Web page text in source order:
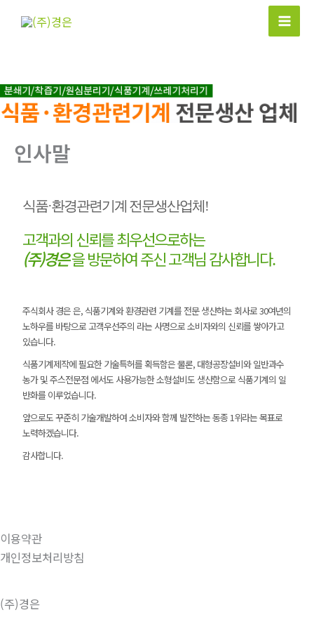
건
너
뛰
Main
인사말
식품·환경관련기계 전문생산업체!
고객과의 신뢰를 최우선으로하는
(주)경은을 방문하여 주신 고객님 감사합니다.
주식회사 경은 은, 식품기계와 환경관련 기계를 전문 생산하는 회사로 30여년의
노하우를 바탕으로 고객우선주의 라는 사명으로 소비자와의 신뢰를 쌓아가고
있습니다.
식품기계제작에 필요한 기술특허를 획득함은 물론, 대형공장설비와 일반과수
농가 및 주스전문점 에서도 사용가능한 소형설비도 생산함으로 식품기계의 일
반화를 이루었습니다.
앞으로도 꾸준히 기술개발하여 소비자와 함께 발전하는 동종 1위라는 목표로
노력하겠습니다.
감사합니다.
이용약관
개인정보처리방침
(주)경은